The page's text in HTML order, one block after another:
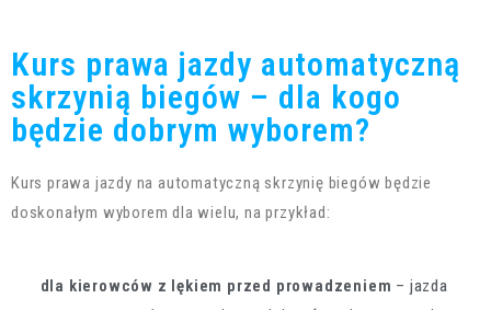
Kurs prawa jazdy automatyczną
skrzynią biegów – dla kogo
będzie dobrym wyborem?
Kurs prawa jazdy na automatyczną skrzynię biegów będzie
doskonałym wyborem dla wielu, na przykład:
dla kierowców z lękiem przed prowadzeniem – jazda